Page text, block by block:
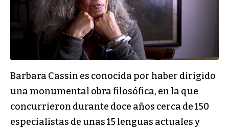
Barbara Cassin es conocida por haber dirigido
una monumental obra filosófica, en la que
concurrieron durante doce años cerca de 150
especialistas de unas 15 lenguas actuales y